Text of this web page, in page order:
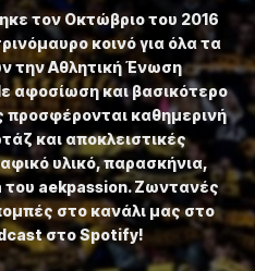
τον Οκτώβριο του 2016
κοινό για όλα τα
την Αθλητική Ένωση
αφοσίωση και βασικότερο
προσφέρονται καθημερινή
και αποκλειστικές
υλικό, παρασκήνια,
aekpassion. Ζωντανές
στο κανάλι μας στο
στο Spotify!